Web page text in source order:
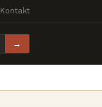
Kontakt
→